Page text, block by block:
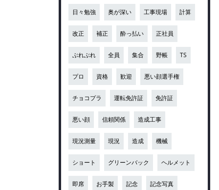
日々勉強 奥が深い 工事現場 計算
改正 補正 酔っ払い 正社員
ぶれぶれ 全員 集合 野帳 TS
プロ 資格 歓迎 悪い顔選手権
チョコプラ 運転免許証 免許証
悪い顔 信頼関係 造成工事
現況測量 現況 造成 機械
ショート グリーンバック ヘルメット
即席 お手製 記念 記念写真